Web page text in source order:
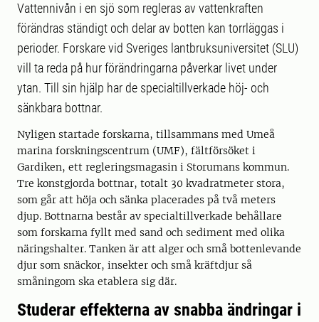
Vattennivån i en sjö som regleras av vattenkraften
förändras ständigt och delar av botten kan torrläggas i
perioder. Forskare vid Sveriges lantbruksuniversitet (SLU)
vill ta reda på hur förändringarna påverkar livet under
ytan. Till sin hjälp har de specialtillverkade höj- och
sänkbara bottnar.
Nyligen startade forskarna, tillsammans med Umeå
marina forskningscentrum (UMF), fältförsöket i
Gardiken, ett regleringsmagasin i Storumans kommun.
Tre konstgjorda bottnar, totalt 30 kvadratmeter stora,
som går att höja och sänka placerades på två meters
djup. Bottnarna består av specialtillverkade behållare
som forskarna fyllt med sand och sediment med olika
näringshalter. Tanken är att alger och små bottenlevande
djur som snäckor, insekter och små kräftdjur så
småningom ska etablera sig där.
Studerar effekterna av snabba ändringar i